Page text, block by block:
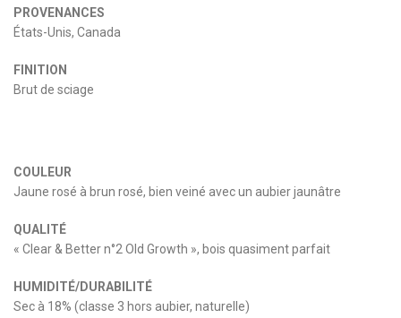
PROVENANCES
États-Unis, Canada
FINITION
Brut de sciage
COULEUR
Jaune rosé à brun rosé, bien veiné avec un aubier jaunâtre
QUALITÉ
« Clear & Better n°2 Old Growth », bois quasiment parfait
HUMIDITÉ/DURABILITÉ
Sec à 18% (classe 3 hors aubier, naturelle)